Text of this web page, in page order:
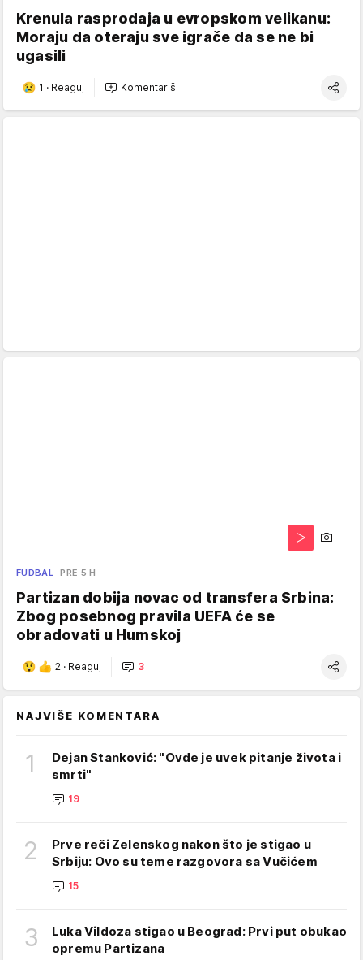
Krenula rasprodaja u evropskom velikanu:
Moraju da oteraju sve igrače da se ne bi
ugasili
1 · Reaguj Komentariši
FUDBAL PRE 5 H
Partizan dobija novac od transfera Srbina:
Zbog posebnog pravila UEFA će se
obradovati u Humskoj
2 · Reaguj 3
NAJVIŠE KOMENTARA
1
Dejan Stanković: "Ovde je uvek pitanje života i
smrti"
19
2
Prve reči Zelenskog nakon što je stigao u
Srbiju: Ovo su teme razgovora sa Vučićem
15
3
Luka Vildoza stigao u Beograd: Prvi put obukao
opremu Partizana